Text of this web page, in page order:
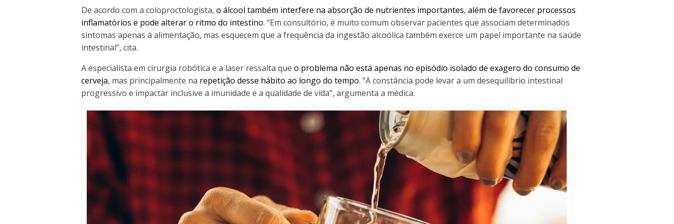
De acordo com a coloproctologista, o álcool também interfere na absorção de nutrientes importantes, além de favorecer processos
inflamatórios e pode alterar o ritmo do intestino. “Em consultório, é muito comum observar pacientes que associam determinados
sintomas apenas à alimentação, mas esquecem que a frequência da ingestão alcoólica também exerce um papel importante na saúde
intestinal”, cita.
A especialista em cirurgia robótica e a laser ressalta que o problema não está apenas no episódio isolado de exagero do consumo de
cerveja, mas principalmente na repetição desse hábito ao longo do tempo. “A constância pode levar a um desequilíbrio intestinal
progressivo e impactar inclusive a imunidade e a qualidade de vida”, argumenta a médica.